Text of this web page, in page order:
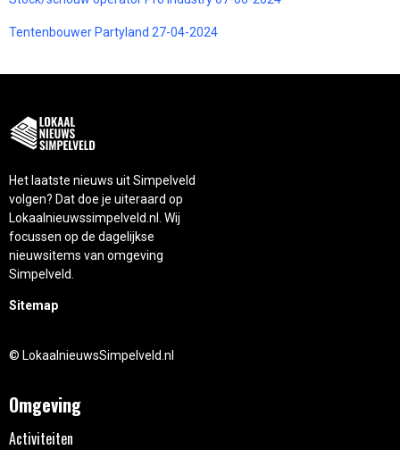
Tentenbouwer Partyland 27-04-2024
Het laatste nieuws uit Simpelveld
volgen? Dat doe je uiteraard op
Lokaalnieuwssimpelveld.nl. Wij
focussen op de dagelijkse
nieuwsitems van omgeving
Simpelveld.
Sitemap
© LokaalnieuwsSimpelveld.nl
Omgeving
Activiteiten